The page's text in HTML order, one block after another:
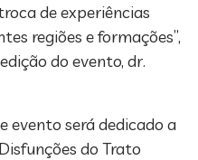
de experiências
regiões e formações”,
do evento, dr.
evento será dedicado a
do Trato